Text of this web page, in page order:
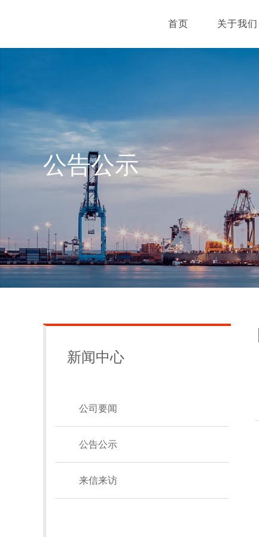
首页 关于我们
公告公示
新闻中心
公司要闻
公告公示
来信来访